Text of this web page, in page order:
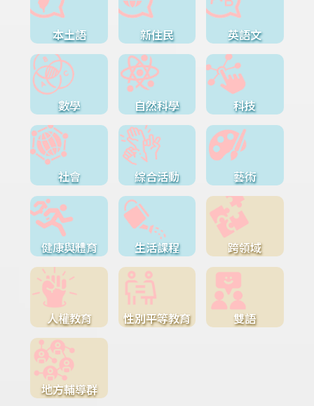
本土語 新住民 英語文
數學 自然科學 科技
社會 綜合活動 藝術
健康與體育 生活課程 跨領域
人權教育 性別平等教育 雙語
地方輔導群